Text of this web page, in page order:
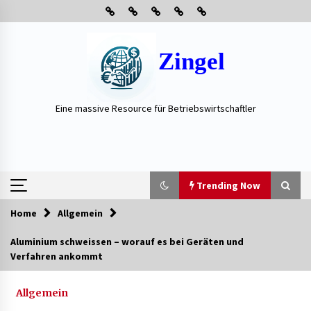
to
Zingel
Eine massive Resource für Betriebswirtschaftler
Trending Now
Trending Now
Neue Heizung im Haus: Fragen, die vor der
Beauftragung oft vergessen werden
Home Allgemein
Aluminium schweissen – worauf es bei Geräten und
Verfahren ankommt
Allgemein